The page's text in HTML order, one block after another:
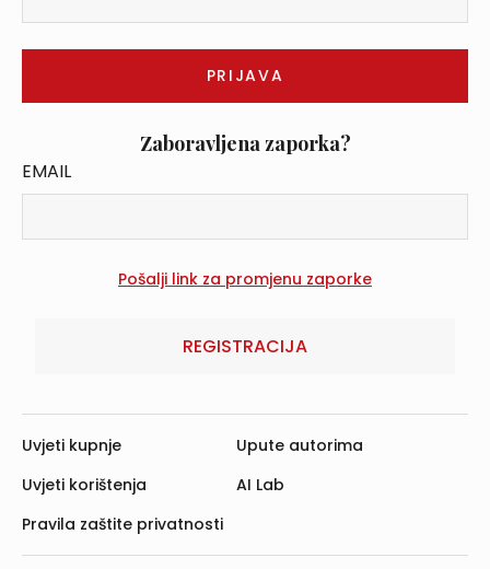
Zaboravljena zaporka?
EMAIL
REGISTRACIJA
Uvjeti kupnje
Uvjeti korištenja
Pravila zaštite privatnosti
Upute autorima
AI Lab